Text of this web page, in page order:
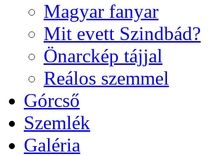
Magyar fanyar
Mit evett Szindbád?
Önarckép tájjal
Reálos szemmel
Górcső
Szemlék
Galéria